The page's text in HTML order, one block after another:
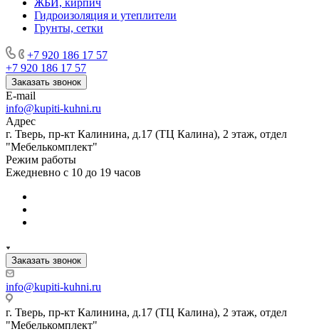
ЖБИ, кирпич
Гидроизоляция и утеплители
Грунты, сетки
+7 920 186 17 57
+7 920 186 17 57
Заказать звонок
E-mail
info@kupiti-kuhni.ru
Адрес
г. Тверь, пр-кт Калинина, д.17 (ТЦ Калина), 2 этаж, отдел
"Мебелькомплект"
Режим работы
Ежедневно с 10 до 19 часов
Заказать звонок
info@kupiti-kuhni.ru
г. Тверь, пр-кт Калинина, д.17 (ТЦ Калина), 2 этаж, отдел
"Мебелькомплект"